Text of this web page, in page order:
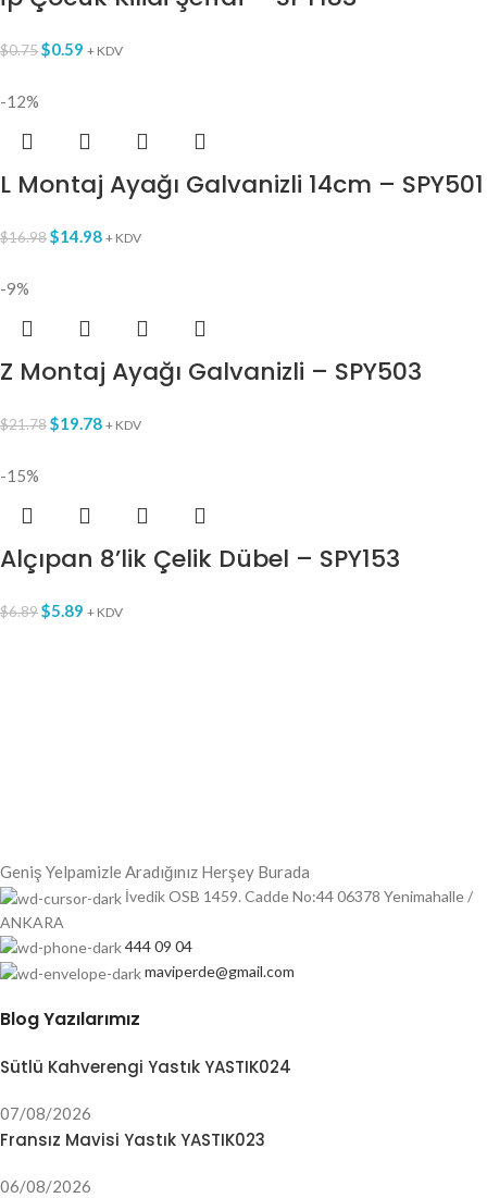
$0.75$0.59 + KDV
-12%
L Montaj Ayağı Galvanizli 14cm – SPY501
$16.98$14.98 + KDV
-9%
Z Montaj Ayağı Galvanizli – SPY503
$21.78$19.78 + KDV
-15%
Alçıpan 8’lik Çelik Dübel – SPY153
$6.89$5.89 + KDV
Geniş Yelpamizle Aradığınız Herşey Burada
İvedik OSB 1459. Cadde No:44 06378 Yenimahalle /
ANKARA
444 09 04
maviperde@gmail.com
Blog Yazılarımız
Sütlü Kahverengi Yastık YASTIK024
07/08/2026
Fransız Mavisi Yastık YASTIK023
06/08/2026